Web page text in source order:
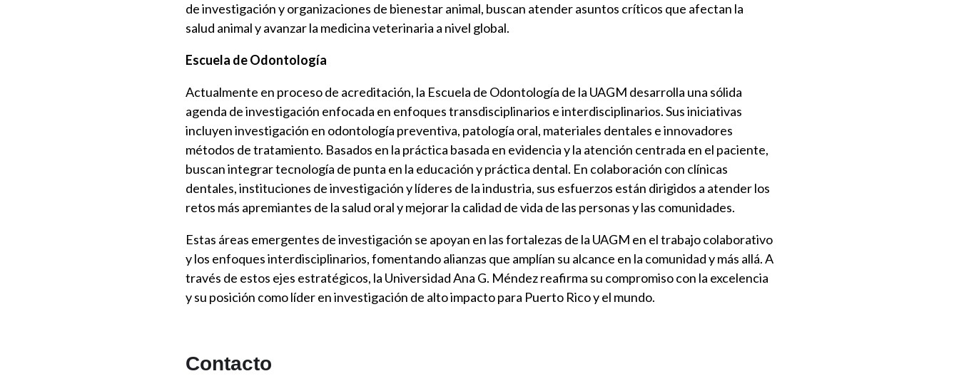
de investigación y organizaciones de bienestar animal, buscan atender asuntos críticos que afectan la
salud animal y avanzar la medicina veterinaria a nivel global.
Escuela de Odontología
Actualmente en proceso de acreditación, la Escuela de Odontología de la UAGM desarrolla una sólida
agenda de investigación enfocada en enfoques transdisciplinarios e interdisciplinarios. Sus iniciativas
incluyen investigación en odontología preventiva, patología oral, materiales dentales e innovadores
métodos de tratamiento. Basados en la práctica basada en evidencia y la atención centrada en el paciente,
buscan integrar tecnología de punta en la educación y práctica dental. En colaboración con clínicas
dentales, instituciones de investigación y líderes de la industria, sus esfuerzos están dirigidos a atender los
retos más apremiantes de la salud oral y mejorar la calidad de vida de las personas y las comunidades.
Estas áreas emergentes de investigación se apoyan en las fortalezas de la UAGM en el trabajo colaborativo
y los enfoques interdisciplinarios, fomentando alianzas que amplían su alcance en la comunidad y más allá. A
través de estos ejes estratégicos, la Universidad Ana G. Méndez reafirma su compromiso con la excelencia
y su posición como líder en investigación de alto impacto para Puerto Rico y el mundo.
Contacto